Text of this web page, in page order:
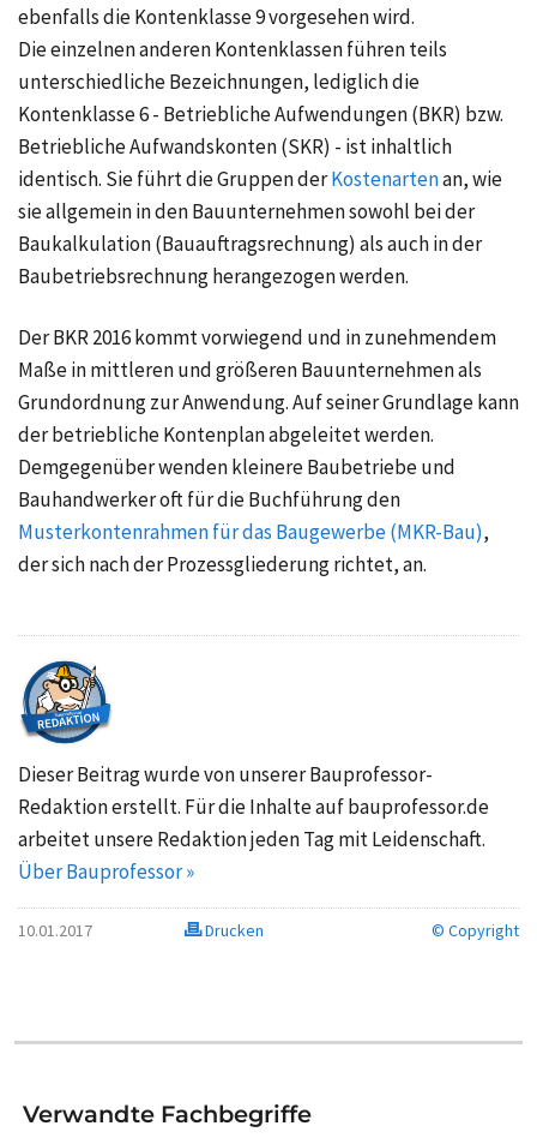
ebenfalls die Kontenklasse 9 vorgesehen wird.
Die einzelnen anderen Kontenklassen führen teils
unterschiedliche Bezeichnungen, lediglich die
Kontenklasse 6 - Betriebliche Aufwendungen (BKR) bzw.
Betriebliche Aufwandskonten (SKR) - ist inhaltlich
identisch. Sie führt die Gruppen derKostenartenan, wie
sie allgemein in den Bauunternehmen sowohl bei der
Baukalkulation (Bauauftragsrechnung) als auch in der
Baubetriebsrechnung herangezogen werden.
Der BKR 2016 kommt vorwiegend und in zunehmendem
Maße in mittleren und größeren Bauunternehmen als
Grundordnung zur Anwendung. Auf seiner Grundlage kann
der betriebliche Kontenplan abgeleitet werden.
Demgegenüber wenden kleinere Baubetriebe und
Bauhandwerker oft für die Buchführung den
Musterkontenrahmen für das Baugewerbe (MKR-Bau),
der sich nach der Prozessgliederung richtet, an.
Dieser Beitrag wurde von unserer Bauprofessor-
Redaktion erstellt. Für die Inhalte auf bauprofessor.de
arbeitet unsere Redaktion jeden Tag mit Leidenschaft.
Über Bauprofessor »
10.01.2017 Drucken © Copyright
Verwandte Fachbegriffe